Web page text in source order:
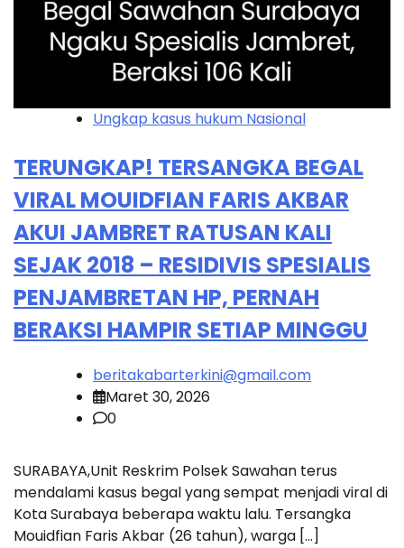
Ungkap kasus hukum Nasional
TERUNGKAP! TERSANGKA BEGAL
VIRAL MOUIDFIAN FARIS AKBAR
AKUI JAMBRET RATUSAN KALI
SEJAK 2018 – RESIDIVIS SPESIALIS
PENJAMBRETAN HP, PERNAH
BERAKSI HAMPIR SETIAP MINGGU
beritakabarterkini@gmail.com
Maret 30, 2026
0
SURABAYA,Unit Reskrim Polsek Sawahan terus
mendalami kasus begal yang sempat menjadi viral di
Kota Surabaya beberapa waktu lalu. Tersangka
Mouidfian Faris Akbar (26 tahun), warga […]